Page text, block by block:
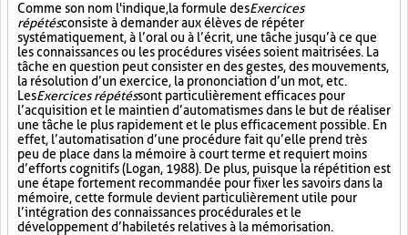
Comme son nom l'indique, la formule desExercices
répétésconsiste à demander aux élèves de répéter
systématiquement, à l’oral ou à l’écrit, une tâche jusqu’à ce que
les connaissances ou les procédures visées soient maitrisées. La
tâche en question peut consister en des gestes, des mouvements,
la résolution d’un exercice, la prononciation d’un mot, etc.
LesExercices répétéssont particulièrement efficaces pour
l’acquisition et le maintien d’automatismes dans le but de réaliser
une tâche le plus rapidement et le plus efficacement possible. En
effet, l’automatisation d’une procédure fait qu’elle prend très
peu de place dans la mémoire à court terme et requiert moins
d’efforts cognitifs (Logan, 1988). De plus, puisque la répétition est
une étape fortement recommandée pour fixer les savoirs dans la
mémoire, cette formule devient particulièrement utile pour
l’intégration des connaissances procédurales et le
développement d’habiletés relatives à la mémorisation.